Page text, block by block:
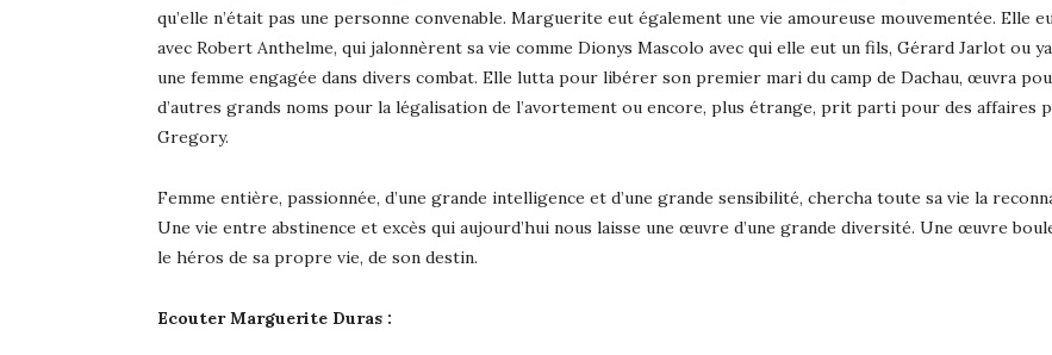
qu’elle n’était pas une personne convenable. Marguerite eut également une vie amoureuse mouvementée. Elle
avec Robert Anthelme, qui jalonnèrent sa vie comme Dionys Mascolo avec qui elle eut un fils, Gérard Jarlot ou
une femme engagée dans divers combat. Elle lutta pour libérer son premier mari du camp de Dachau, œuvra
d’autres grands noms pour la légalisation de l’avortement ou encore, plus étrange, prit parti pour des affaires
Gregory.
Femme entière, passionnée, d’une grande intelligence et d’une grande sensibilité, chercha toute sa vie la
Une vie entre abstinence et excès qui aujourd’hui nous laisse une œuvre d’une grande diversité. Une œuvre
le héros de sa propre vie, de son destin.
Ecouter Marguerite Duras :